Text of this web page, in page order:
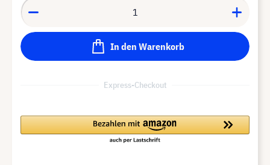
In den Warenkorb
Express-Checkout